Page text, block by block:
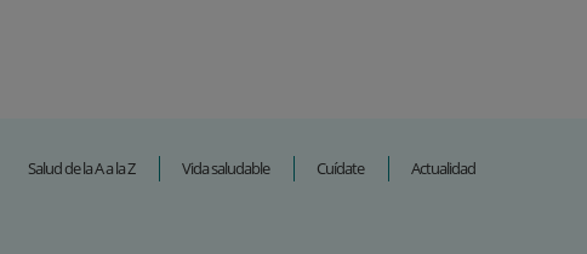
Salud de la A a la Z Vida saludable Cuídate Actualidad